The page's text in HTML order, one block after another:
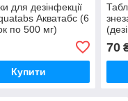
для дезінфекції
Акватабс (6
по 500 мг)
Купити
167
70